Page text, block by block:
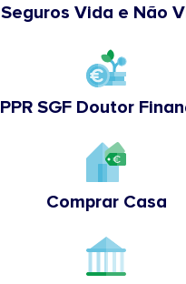
Seguros Vida e Não
PPR SGF Doutor
Comprar Casa